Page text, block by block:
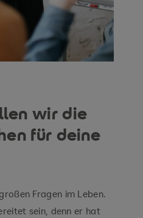
wir die
für deine
Fragen im Leben.
sein, denn er hat